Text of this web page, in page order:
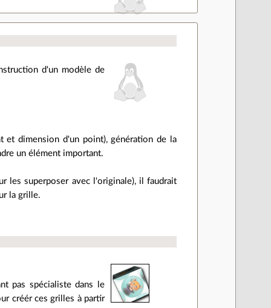
d'un modèle de
et dimension d'un point), génération de la
un élément important.
les superposer avec l'originale), il faudrait
la grille.
pas spécialiste dans le
créér ces grilles à partir